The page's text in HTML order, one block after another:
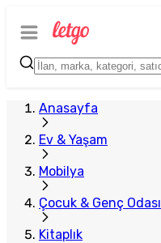
Anasayfa
Ev & Yaşam
Mobilya
Çocuk & Genç Odası
Kitaplık
Plus Satıcı